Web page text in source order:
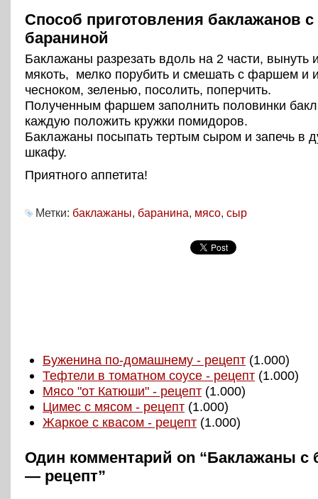
Способ приготовления баклажанов с
бараниной
Баклажаны разрезать вдоль на 2 части, вынуть
мякоть, мелко порубить и смешать с фаршем и
чесноком, зеленью, посолить, поперчить.
Полученным фаршем заполнить половинки
каждую положить кружки помидоров.
Баклажаны посыпать тертым сыром и запечь в
шкафу.
Приятного аппетита!
Метки: баклажаны, баранина, мясо, сыр
Буженина по-домашнему - рецепт (1.000)
Тефтели в томатном соусе - рецепт (1.000)
Мясо "от Катюши" - рецепт (1.000)
Цимес с мясом - рецепт (1.000)
Жаркое с квасом - рецепт (1.000)
Один комментарий on “Баклажаны с
— рецепт”